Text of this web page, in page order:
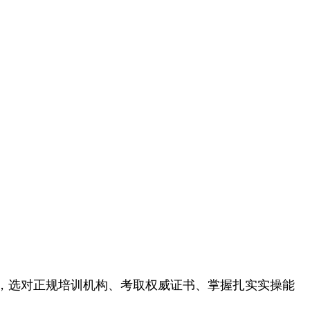
对正规培训机构、考取权威证书、掌握扎实实操能